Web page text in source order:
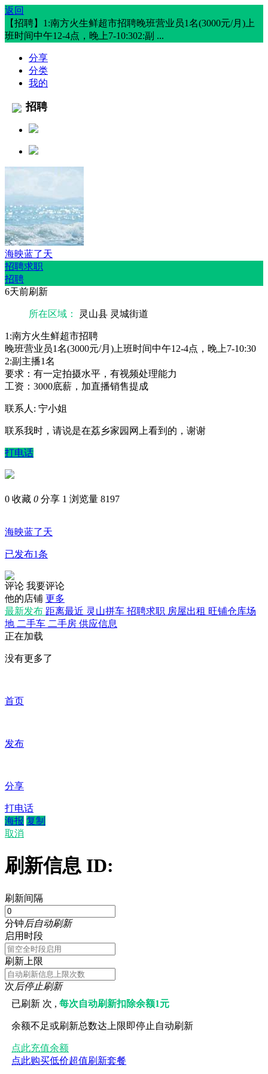
返回
【招聘】1:南方火生鲜超市招聘晚班营业员1名(3000元/月)上
班时间中午12-4点，晚上7-10:302:副 ...
分享
分类
我的
招聘
海映蓝了天
招聘求职
招聘
6天前刷新
所在区域： 灵山县 灵城街道
1:南方火生鲜超市招聘
晚班营业员1名(3000元/月)上班时间中午12-4点，晚上7-10:30
2:副主播1名
要求：有一定拍摄水平，有视频处理能力
工资：3000底薪，加直播销售提成
联系人: 宁小姐
联系我时，请说是在荔乡家园网上看到的，谢谢
打电话
0 收藏 0 分享 1 浏览量 8197
海映蓝了天
已发布1条
评论 我要评论
他的店铺 更多
最新发布 距离最近 灵山拼车 招聘求职 房屋出租 旺铺仓库场
地 二手车 二手房 供应信息
正在加载
没有更多了
首页
发布
分享
打电话
海报 复制
取消
刷新信息 ID:
刷新间隔
分钟后自动刷新
启用时段
刷新上限
次后停止刷新
已刷新 次 ,每次自动刷新扣除余额1元
余额不足或刷新总数达上限即停止自动刷新
点此充值余额
点此购买低价超值刷新套餐